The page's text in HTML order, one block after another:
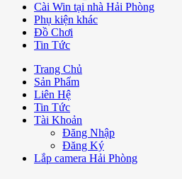
Cài Win tại nhà Hải Phòng
Phụ kiện khác
Đồ Chơi
Tin Tức
Trang Chủ
Sản Phẩm
Liên Hệ
Tin Tức
Tài Khoản
Đăng Nhập
Đăng Ký
Lắp camera Hải Phòng